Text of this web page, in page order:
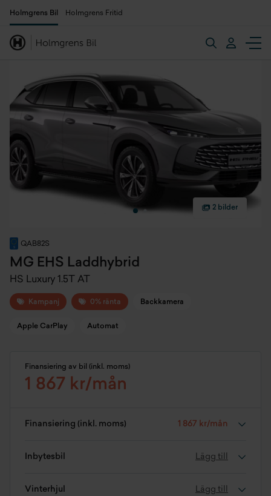
Holmgrens Bil Holmgrens Fritid
2 bilder
QAB82S
MG EHS Laddhybrid
HS Luxury 1.5T AT
Kampanj 0% ränta Backkamera
Apple CarPlay Automat
Finansiering av bil (inkl. moms)
1 867 kr/mån
Finansiering (inkl. moms) 1 867 kr/mån
Inbytesbil Lägg till
Vinterhjul Lägg till